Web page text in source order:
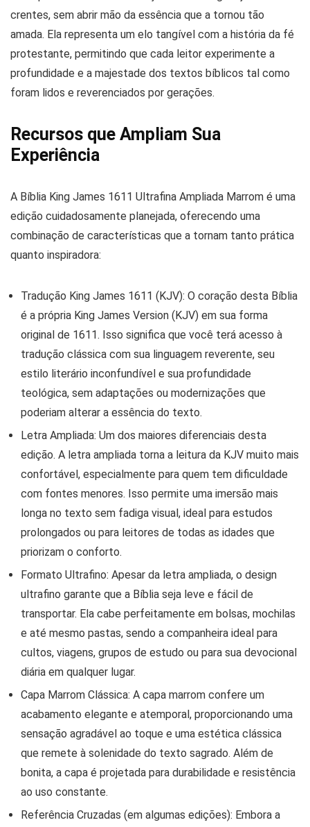
crentes, sem abrir mão da essência que a tornou tão
amada. Ela representa um elo tangível com a história da fé
protestante, permitindo que cada leitor experimente a
profundidade e a majestade dos textos bíblicos tal como
foram lidos e reverenciados por gerações.
Recursos que Ampliam Sua
Experiência
A Bíblia King James 1611 Ultrafina Ampliada Marrom é uma
edição cuidadosamente planejada, oferecendo uma
combinação de características que a tornam tanto prática
quanto inspiradora:
Tradução King James 1611 (KJV): O coração desta Bíblia
é a própria King James Version (KJV) em sua forma
original de 1611. Isso significa que você terá acesso à
tradução clássica com sua linguagem reverente, seu
estilo literário inconfundível e sua profundidade
teológica, sem adaptações ou modernizações que
poderiam alterar a essência do texto.
Letra Ampliada: Um dos maiores diferenciais desta
edição. A letra ampliada torna a leitura da KJV muito mais
confortável, especialmente para quem tem dificuldade
com fontes menores. Isso permite uma imersão mais
longa no texto sem fadiga visual, ideal para estudos
prolongados ou para leitores de todas as idades que
priorizam o conforto.
Formato Ultrafino: Apesar da letra ampliada, o design
ultrafino garante que a Bíblia seja leve e fácil de
transportar. Ela cabe perfeitamente em bolsas, mochilas
e até mesmo pastas, sendo a companheira ideal para
cultos, viagens, grupos de estudo ou para sua devocional
diária em qualquer lugar.
Capa Marrom Clássica: A capa marrom confere um
acabamento elegante e atemporal, proporcionando uma
sensação agradável ao toque e uma estética clássica
que remete à solenidade do texto sagrado. Além de
bonita, a capa é projetada para durabilidade e resistência
ao uso constante.
Referência Cruzadas (em algumas edições): Embora a